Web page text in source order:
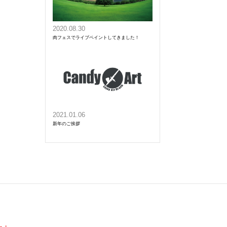
2020.08.30
肉フェスでライブペイントしてきました！
2021.01.06
新年のご挨拶